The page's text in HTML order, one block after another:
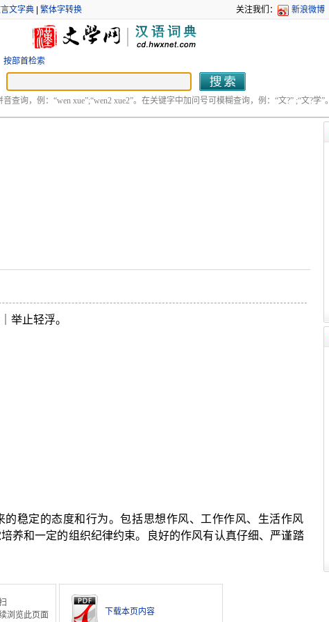
文字典| 繁体字转换 关注我们： 新浪微博
按部首检索
音查询，例：“wen xue”;“wen2 xue2”。在关键字中加问号可模糊查询，例：“文?” ;“文?学”。
举止轻浮。
的稳定的态度和行为。包括思想作风、工作作风、生活作风
养和一定的组织纪律约束。良好的作风有认真仔细、严谨踏
浏览此页面
下载本页内容